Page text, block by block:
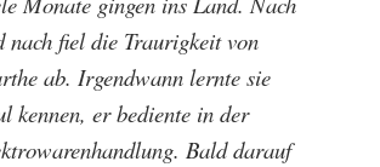
nach fiel die Traurigkeit von
ab. Irgendwann lernte sie
kennen, er bediente in der
Bald darauf